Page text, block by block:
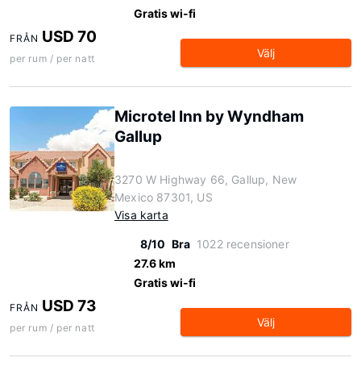
Gratis wi-fi
FRÅN USD 70
per rum / per natt Välj
Microtel Inn by Wyndham
Gallup
3270 W Highway 66, Gallup, New
Mexico 87301, US
Visa karta
8/10 Bra 1022 recensioner
27.6 km
Gratis wi-fi
FRÅN USD 73
per rum / per natt Välj